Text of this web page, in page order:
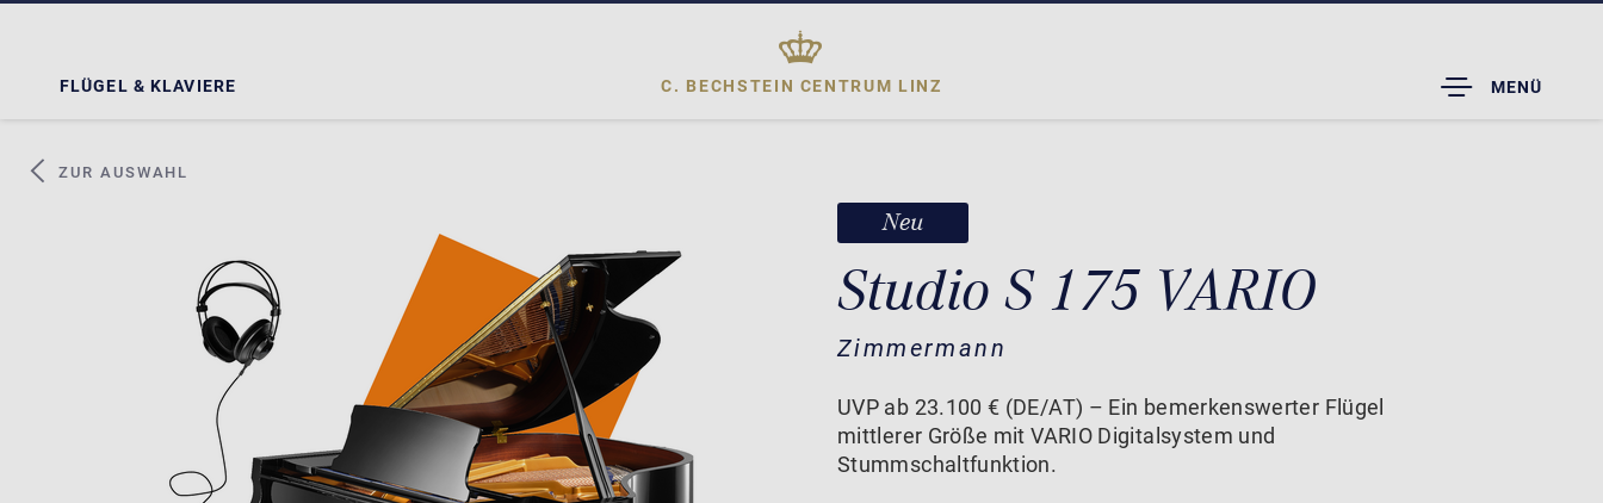
FLÜGEL & KLAVIERE C. BECHSTEIN CENTRUM LINZ
TOGGLE
DROPDOWN
MENÜ
ZUR AUSWAHL
Neu
Studio S 175 VARIO
Zimmermann
UVP ab 23.100 € (DE/AT) – Ein bemerkenswerter Flügel
mittlerer Größe mit VARIO Digitalsystem und
Stummschaltfunktion.